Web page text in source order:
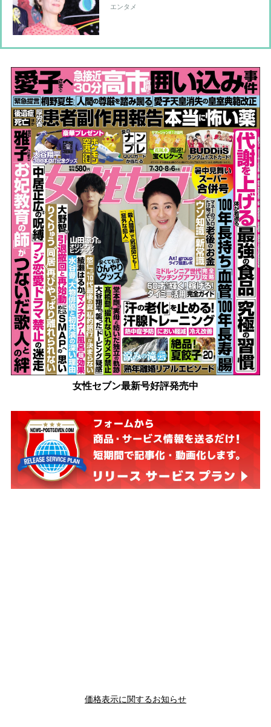
の25年にわたる深い絆 訃報の喪失感
エンタメ
女性セブン最新号好評発売中
価格表示に関するお知らせ